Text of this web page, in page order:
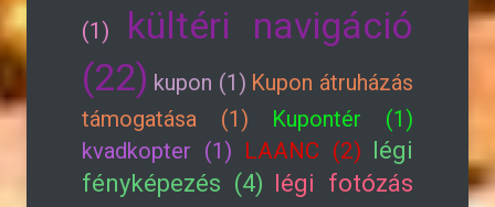
(1)
kültéri navigáció
(22) kupon (1) Kupon átruházás
támogatása (1)
Kupontér (1)
kvadkopter (1) LAANC (2) légi
fényképezés (4) légi fotózás